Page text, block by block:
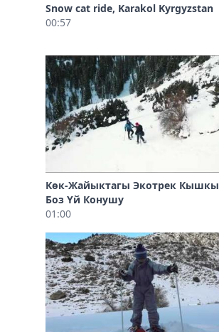
Snow cat ride, Karakol Kyrgyzstan
00:57
Көк-Жайыктагы Экотрек Кышкы
Боз Үй Конушу
01:00